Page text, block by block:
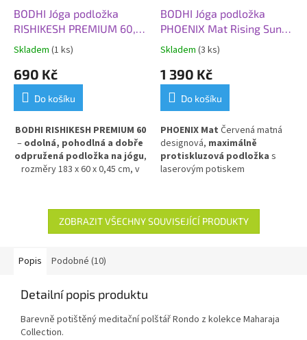
BODHI Jóga podložka
RISHIKESH PREMIUM 60,
183x60x0,45 cm, růžová
Skladem (1 ks)
690 Kč
Do košíku
BODHI RISHIKESH PREMIUM 60
– odolná, pohodlná a dobře
odpružená podložka na jógu,
rozměry 183 x 60 x 0,45 cm, v
podlahya stabilní oporu při
cvičení. Vyrobena z PVC pro
dlouhou životnost a snadnou
BODHI Jóga podložka
PHOENIX Mat Rising Sun,
185 x 66 x 0,4 cm, čevená
země (matná)
Skladem (3 ks)
1 390 Kč
Do košíku
PHOENIX Mat Červená matná
designová, maximálně
protiskluzová podložka s
laserovým potiskem
ZOBRAZIT VŠECHNY SOUVISEJÍCÍ PRODUKTY
Popis Podobné (10)
Detailní popis produktu
Barevně potištěný meditační polštář Rondo z kolekce Maharaja
Collection.